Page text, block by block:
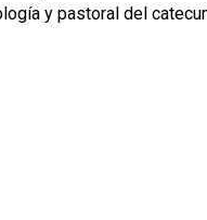
y pastoral del